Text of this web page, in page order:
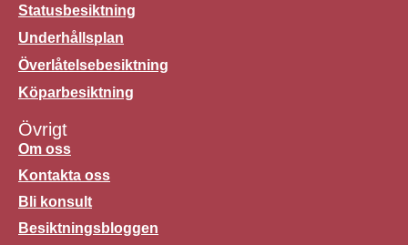
Statusbesiktning
Underhållsplan
Överlåtelsebesiktning
Köparbesiktning
Övrigt
Om oss
Kontakta oss
Bli konsult
Besiktningsbloggen